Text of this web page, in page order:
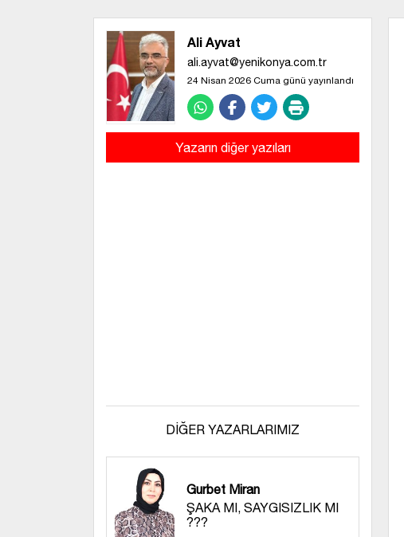
Ali Ayvat
ali.ayvat@yenikonya.com.tr
24 Nisan 2026 Cuma günü yayınlandı
Yazarın diğer yazıları
DİĞER YAZARLARIMIZ
Gurbet Miran
ŞAKA MI, SAYGISIZLIK MI
???